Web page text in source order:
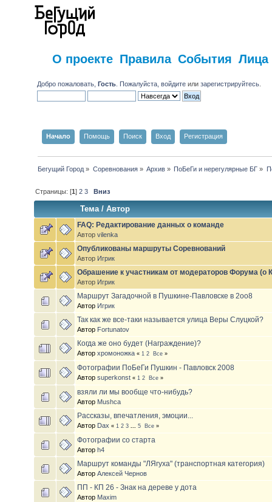
О проекте Правила События Лица
Добро пожаловать,Гость . Пожалуйста,войдите илизарегистрируйтесь
Начало Помощь Поиск Вход Регистрация
Бегущий Город » Соревнования» Архив » ПоБеГи и нерегулярные БГ »
Страницы: [1]2 3 Вниз
Тема/Автор
FAQ: Редактирование данных о команде
Авторvilenka
Опубликованы маршруты Соревнований
Автор Игрик
Обрашение к участникам от модераторов Форума (о
Автор Игрик
Маршрут Загадочной в Пушкине-Павловске в 2оо8
Автор Игрик
Так как же все-таки называется улица Веры Слуцкой?
Автор Fortunatov
Когда же оно будет (Награждение)?
Авторхромоножка «1 2 Все »
Фотографии ПоБеГи Пушкин - Павловск 2008
Авторsuperkonst «1 2 Все »
взяли ли мы вообще что-нибудь?
Автор Mushca
Рассказы, впечатления, эмоции...
Автор Dax «1 2 3 ...5 Все »
Фотографии со старта
Автор h4
Маршрут команды "ЛЯгуха" (транспортная категория)
АвторАлексей Чернов
ПП - КП 26 - Знак на дереве у дота
Автор Maxim